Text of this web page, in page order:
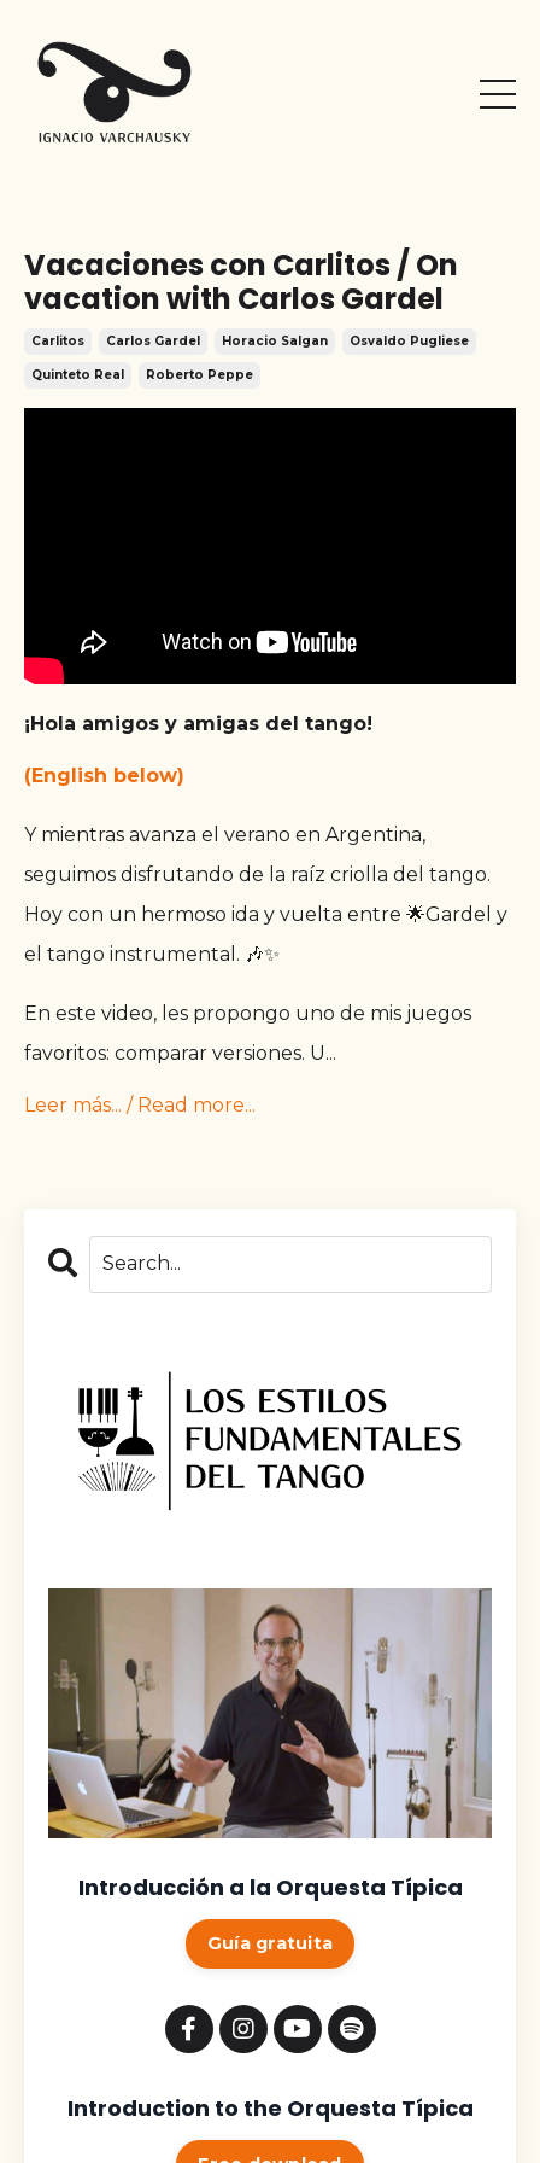
Vacaciones con Carlitos / On
vacation with Carlos Gardel
Carlitos Carlos Gardel Horacio Salgan Osvaldo Pugliese
Quinteto Real Roberto Peppe
¡Hola amigos y amigas del tango!
(English below)
Y mientras avanza el verano en Argentina,
seguimos disfrutando de la raíz criolla del tango.
Hoy con un hermoso ida y vuelta entre 🌟Gardel y
el tango instrumental. 🎶✨
En este video, les propongo uno de mis juegos
favoritos: comparar versiones. U...
Leer más... / Read more...
Introducción a la Orquesta Típica
Guía gratuita
Introduction to the Orquesta Típica